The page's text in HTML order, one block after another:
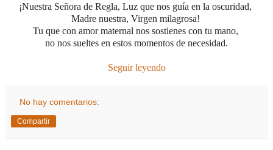
¡Nuestra Señora de Regla, Luz que nos guía en la oscuridad,
Madre nuestra, Virgen milagrosa!
Tu que con amor maternal nos sostienes con tu mano,
no nos sueltes en estos momentos de necesidad.
Seguir leyendo
No hay comentarios:
Compartir